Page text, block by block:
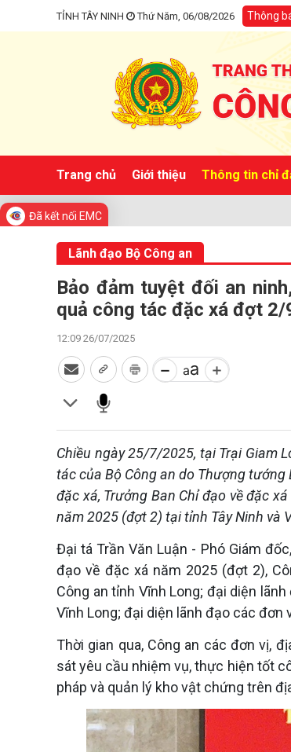
TỈNH TÂY NINH Thứ Năm, 06/08/2026 Thông
an tỉnh và Địa điểm tiếp công dân của Công an cấp
Trang chủ Giới thiệu Thông tin chỉ
Đã kết nối EMC
Lãnh đạo Bộ Công an
Bảo đảm tuyệt đối an
quả công tác đặc xá đợt
12:09 26/07/2025
Chiều ngày 25/7/2025, tại Trại Giam
tác của Bộ Công an do Thượng tướng
đặc xá, Trưởng Ban Chỉ đạo về đặc
năm 2025 (đợt 2) tại tỉnh Tây Ninh và
Đại tá Trần Văn Luận - Phó Giám
đạo về đặc xá năm 2025 (đợt 2),
Công an tỉnh Vĩnh Long; đại diện
Vĩnh Long; đại diện lãnh đạo các đơn
Thời gian qua, Công an các đơn vị,
sát yêu cầu nhiệm vụ, thực hiện tốt
pháp và quản lý kho vật chứng trên